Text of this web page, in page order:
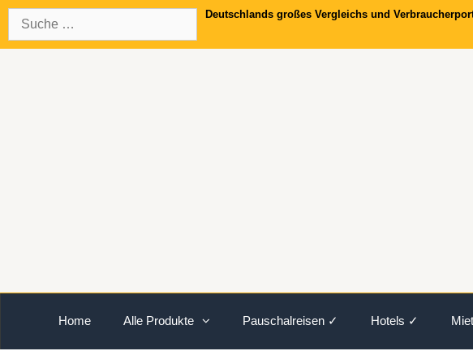
Springe
zum
Inhalt
nach:
Deutschlands großes Vergleichs und
Home Alle Produkte Pauschalreisen ✓ Hotels ✓